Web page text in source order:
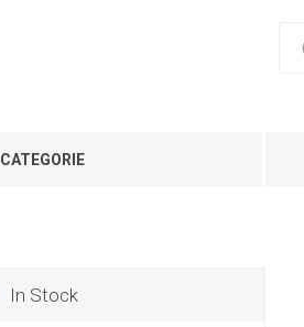
CATEGORIE
In Stock